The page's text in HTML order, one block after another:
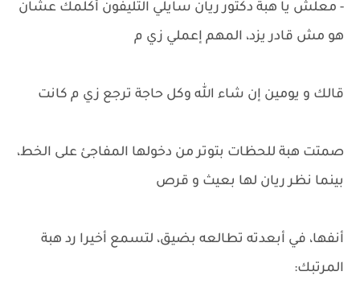
- معلش يا هبة دكتور ريان سايلي التليفون أكلمك عشان
هو مش قادر يزد، المهم إعملي زي م
قالك و يومين إن شاء الله وكل حاجة ترجع زي م كانت
صمتت هبة للحظات بتوتر من دخولها المفاجئ على الخط،
بينما نظر ريان لها بعيث و قرص
أنفها، في أبعدته تطالعه بضيق، لتسمع أخيرا رد هبة
المرتبك: